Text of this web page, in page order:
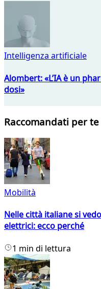
Intelligenza artificiale
Alombert: «L’IA è un
dosi»
Raccomandati per te
Mobilità
Nelle città italiane si
elettrici: ecco perché
1 min di lettura